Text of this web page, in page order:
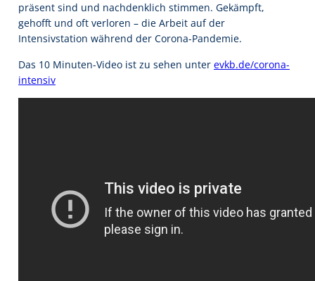
präsent sind und nachdenklich stimmen. Gekämpft,
gehofft und oft verloren – die Arbeit auf der
Intensivstation während der Corona-Pandemie.
Das 10 Minuten-Video ist zu sehen unter evkb.de/corona-
intensiv